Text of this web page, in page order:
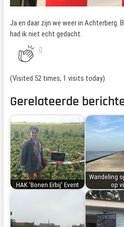
Ja en daar zijn we weer in Achterberg.
had ik niet echt gedacht.
0
(Visited 52 times, 1 visits today)
Gerelateerde
HAK 'Bonen Erbij' Event
Wandeling
op